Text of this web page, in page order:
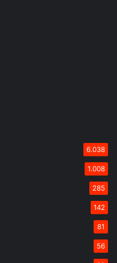
6.038
1.008
285
142
81
56